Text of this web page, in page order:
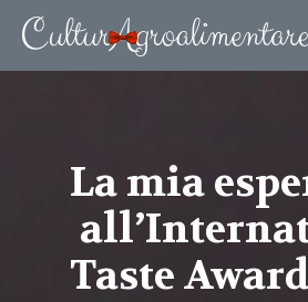
La mia
Taste